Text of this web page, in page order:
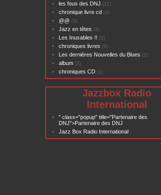
les fous des DNJ (11)
chronique livre cd (4)
@@ (3)
Jazz en têtes (3)
Les Inusables !! (3)
chroniques livres (3)
Les dernières Nouvelles du Blues (2)
album (2)
chroniques CD (1)
Jazzbox Radio
International
" class="popup" title="Partenaire des
DNJ">Partenaire des DNJ
Jazz Box Radio International